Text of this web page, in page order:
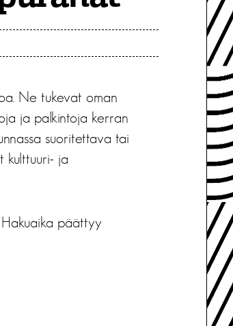
Ne tukevat oman
ja palkintoja kerran
suoritettava tai
kulttuuri- ja
päättyy